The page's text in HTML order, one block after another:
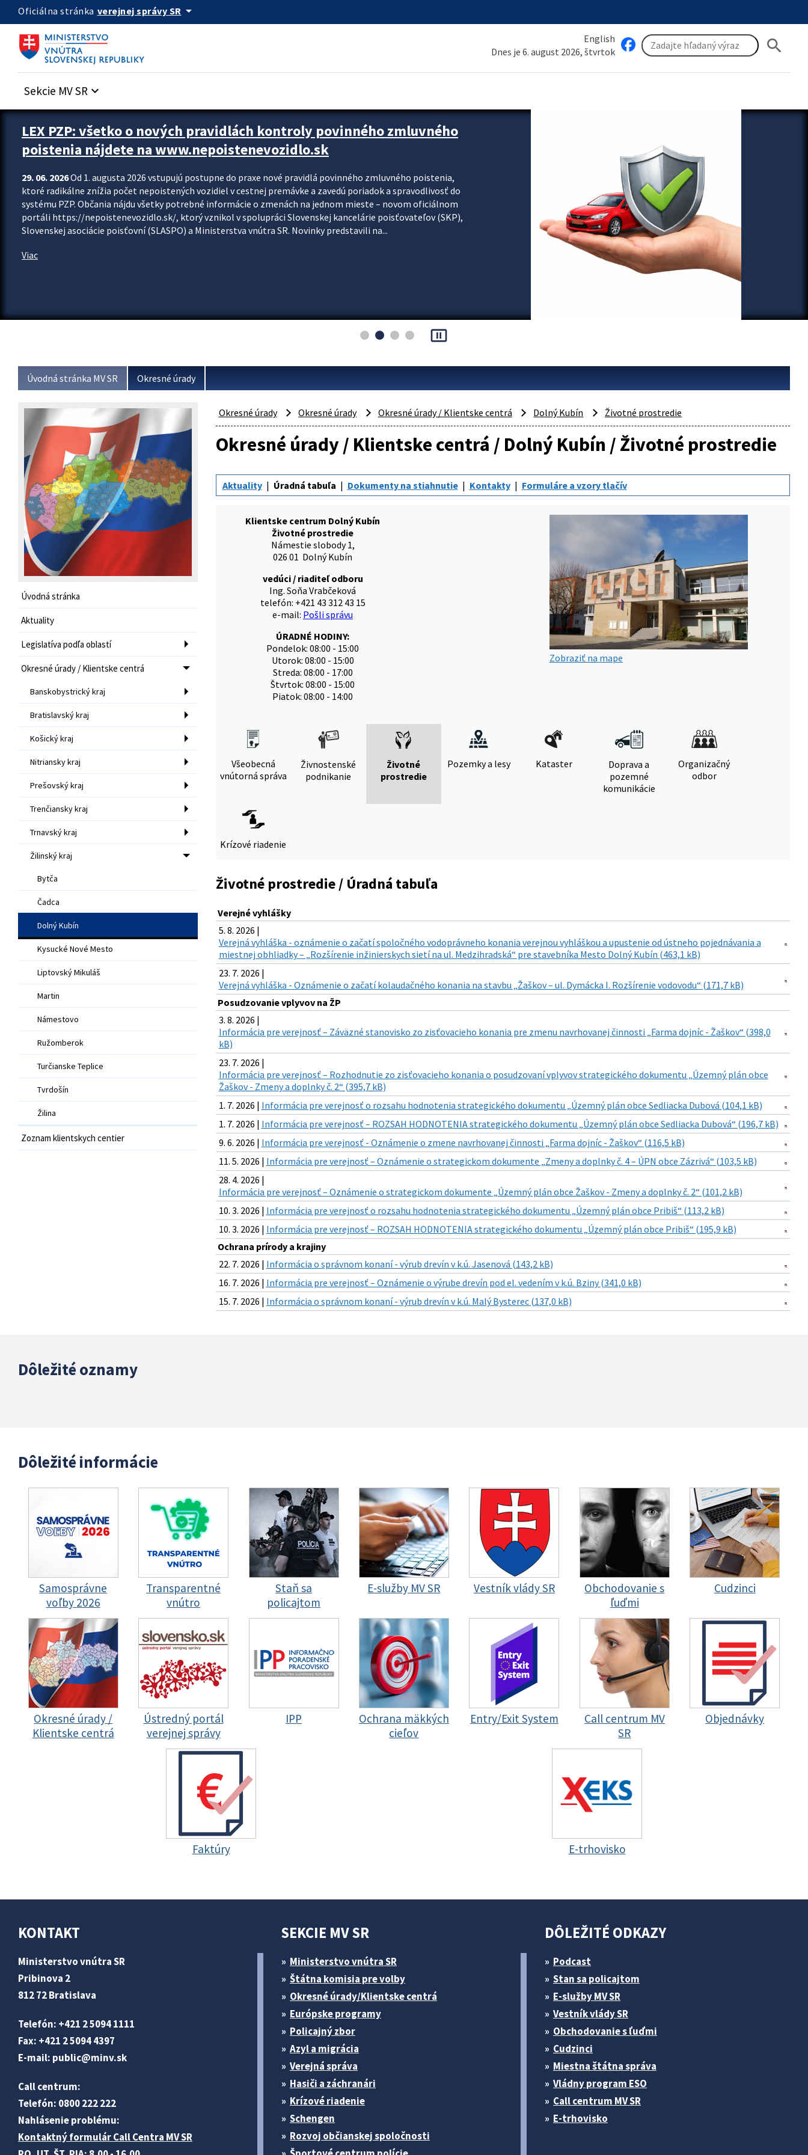
Preskocit na hlavný obsah
Oficiálna stránka verejnej správy SR arrow_drop_down
English
Dnes je 6. august 2026, štvrtok
search
Sekcie MV SR keyboard_arrow_down
Zastavit automatický posun upútavok
LEX PZP: všetko o nových pravidlách kontroly povinného zmluvného
poistenia nájdete na www.nepoistenevozidlo.sk
29. 06. 2026Od 1. augusta 2026 vstupujú postupne do praxe nové pravidlá povinného zmluvného poistenia,
ktoré radikálne znížia počet nepoistených vozidiel v cestnej premávke a zavedú poriadok a spravodlivosť do
systému PZP. Občania nájdu všetky potrebné informácie o zmenách na jednom mieste – novom oficiálnom
portáli https://nepoistenevozidlo.sk/, ktorý vznikol v spolupráci Slovenskej kancelárie poisťovateľov (SKP),
Slovenskej asociácie poisťovní (SLASPO) a Ministerstva vnútra SR. Novinky predstavili na...
Viac
pause_presentation
Úvodná stránka MV SR Okresné úrady
Úvodná stránka
Aktuality
Legislatíva podľa oblastí
Okresné úrady / Klientske centrá
Banskobystrický kraj
Bratislavský kraj
Košický kraj
Nitriansky kraj
Prešovský kraj
Trenčiansky kraj
Trnavský kraj
Žilinský kraj
Bytča
Čadca
Dolný Kubín
Kysucké Nové Mesto
Liptovský Mikuláš
Martin
Námestovo
Ružomberok
Turčianske Teplice
Tvrdošín
Žilina
Zoznam klientskych centier
Okresné úrady Okresné úrady Okresné úrady / Klientske centrá Dolný Kubín Životné prostredie
Okresné úrady / Klientske centrá / Dolný Kubín / Životné prostredie
Aktuality Úradná tabuľa Dokumenty na stiahnutie Kontakty Formuláre a vzory tlačív
Klientske centrum Dolný Kubín
Životné prostredie
Námestie slobody 1,
026 01 Dolný Kubín
vedúci / riaditeľ odboru
Ing. Soňa Vrabčeková
telefón: +421 43 312 43 15
e-mail: Pošli správu
ÚRADNÉ HODINY:
Pondelok: 08:00 - 15:00
Utorok: 08:00 - 15:00
Streda: 08:00 - 17:00
Štvrtok: 08:00 - 15:00
Piatok: 08:00 - 14:00
Zobraziť na mape
Všeobecná
vnútorná správa
Živnostenské
podnikanie
Životné
prostredie
Pozemky a lesy Kataster
Doprava a
pozemné
komunikácie
Organizačný
odbor
Krízové riadenie
Životné prostredie / Úradná tabuľa
Verejné vyhlášky
5. 8. 2026 |
Verejná vyhláška - oznámenie o začatí spoločného vodoprávneho konania verejnou vyhláškou a upustenie od ústneho pojednávania a
miestnej obhliadky – „Rozšírenie inžinierskych sietí na ul. Medzihradská“ pre stavebníka Mesto Dolný Kubín (463,1 kB)
23. 7. 2026 |
Verejná vyhláška - Oznámenie o začatí kolaudačného konania na stavbu „Žaškov – ul. Dymácka I. Rozšírenie vodovodu“ (171,7 kB)
Posudzovanie vplyvov na ŽP
3. 8. 2026 |
Informácia pre verejnosť – Záväzné stanovisko zo zisťovacieho konania pre zmenu navrhovanej činnosti „Farma dojníc - Žaškov“ (398,0
kB)
23. 7. 2026 |
Informácia pre verejnosť – Rozhodnutie zo zisťovacieho konania o posudzovaní vplyvov strategického dokumentu „Územný plán obce
Žaškov - Zmeny a doplnky č. 2“ (395,7 kB)
1. 7. 2026 | Informácia pre verejnosť o rozsahu hodnotenia strategického dokumentu „Územný plán obce Sedliacka Dubová (104,1 kB)
1. 7. 2026 | Informácia pre verejnosť – ROZSAH HODNOTENIA strategického dokumentu „Územný plán obce Sedliacka Dubová“ (196,7 kB)
9. 6. 2026 | Informácia pre verejnosť - Oznámenie o zmene navrhovanej činnosti „Farma dojníc - Žaškov“ (116,5 kB)
11. 5. 2026 | Informácia pre verejnosť – Oznámenie o strategickom dokumente „Zmeny a doplnky č. 4 – ÚPN obce Zázrivá“ (103,5 kB)
28. 4. 2026 |
Informácia pre verejnosť – Oznámenie o strategickom dokumente „Územný plán obce Žaškov - Zmeny a doplnky č. 2“ (101,2 kB)
10. 3. 2026 | Informácia pre verejnosť o rozsahu hodnotenia strategického dokumentu „Územný plán obce Pribiš“ (113,2 kB)
10. 3. 2026 | Informácia pre verejnosť – ROZSAH HODNOTENIA strategického dokumentu „Územný plán obce Pribiš“ (195,9 kB)
Ochrana prírody a krajiny
22. 7. 2026 | Informácia o správnom konaní - výrub drevín v k.ú. Jasenová (143,2 kB)
16. 7. 2026 | Informácia pre verejnosť – Oznámenie o výrube drevín pod el. vedením v k.ú. Bziny (341,0 kB)
15. 7. 2026 | Informácia o správnom konaní - výrub drevín v k.ú. Malý Bysterec (137,0 kB)
Dôležité oznamy
Dôležité informácie
Samosprávne
voľby 2026
Transparentné
vnútro
Staň sa
policajtom
E-služby MV SR Vestník vlády SR
Obchodovanie s
ľuďmi
Cudzinci
Okresné úrady /
Klientske centrá
Ústredný portál
verejnej správy
IPP
Ochrana mäkkých
cieľov
Entry/Exit System
Call centrum MV
SR
Objednávky
Faktúry E-trhovisko
KONTAKT
Ministerstvo vnútra SR
Pribinova 2
812 72 Bratislava
Telefón: +421 2 5094 1111
Fax: +421 2 5094 4397
E-mail: public@minv.sk
Call centrum:
Telefón: 0800 222 222
Nahlásenie problému:
Kontaktný formulár Call Centra MV SR
SEKCIE MV SR
Ministerstvo vnútra SR
Štátna komisia pre volby
Okresné úrady/Klientske centrá
Európske programy
Policajný zbor
Azyl a migrácia
Verejná správa
Hasiči a záchranári
Krízové riadenie
Schengen
Rozvoj občianskej spoločnosti
DÔLEŽITÉ ODKAZY
Podcast
Stan sa policajtom
E-služby MV SR
Vestník vlády SR
Obchodovanie s ľuďmi
Cudzinci
Miestna štátna správa
Vládny program ESO
Call centrum MV SR
E-trhovisko